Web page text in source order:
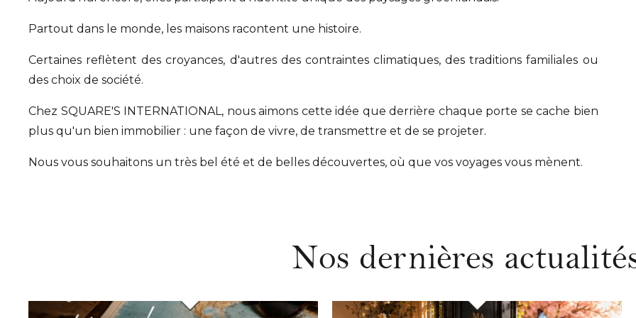
Partout dans le monde, les maisons racontent une histoire.
Certaines reflètent des croyances, d'autres des contraintes climatiques, des traditions familiales ou
des choix de société.
Chez SQUARE'S INTERNATIONAL, nous aimons cette idée que derrière chaque porte se cache bien
plus qu'un bien immobilier : une façon de vivre, de transmettre et de se projeter.
Nous vous souhaitons un très bel été et de belles découvertes, où que vos voyages vous mènent.
Nos dernières